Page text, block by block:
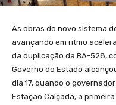
As obras do novo sistema
avançando em ritmo
da duplicação da BA-528,
Governo do Estado
dia 17, quando o
Estação Calçada, a